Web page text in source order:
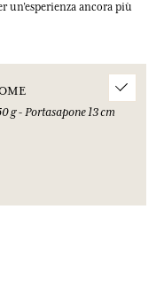
un’esperienza ancora più
g - Portasapone 13 cm